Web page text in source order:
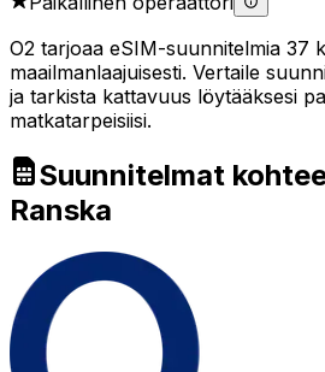
O2 tarjoaa eSIM-suunnitelmia 37
maailmanlaajuisesti. Vertaile
ja tarkista kattavuus löytääksesi
matkatarpeisiisi.
Suunnitelmat
Ranska